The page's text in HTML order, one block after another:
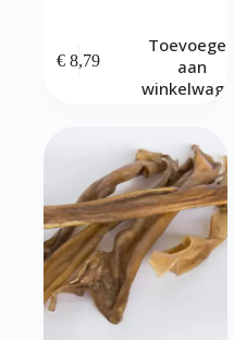
€ 8,79
Toevoegen
aan
winkelwagen